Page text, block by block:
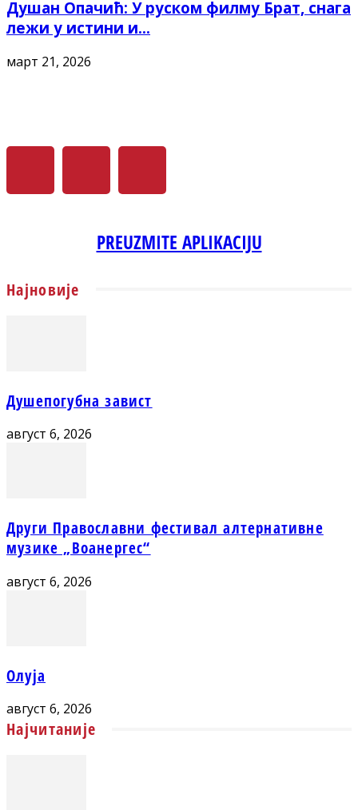
Душан Опачић: У руском филму Брат, снага
лежи у истини и...
март 21, 2026
PREUZMITE APLIKACIJU
Најновије
Душепогубна завист
август 6, 2026
Други Православни фестивал алтернативне
музике „Воанергес“
август 6, 2026
Олуја
август 6, 2026
Најчитаније